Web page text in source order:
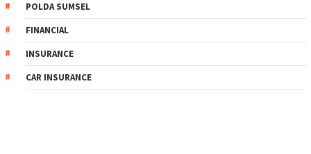
POLDA SUMSEL
FINANCIAL
INSURANCE
CAR INSURANCE